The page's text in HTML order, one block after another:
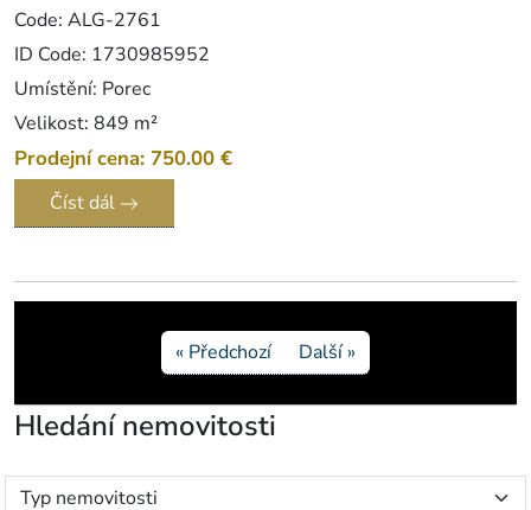
Code: ALG-2761
ID Code: 1730985952
Umístění: Porec
Velikost: 849 m²
Prodejní cena: 750.00 €
Číst dál
« Předchozí Další »
Hledání nemovitosti